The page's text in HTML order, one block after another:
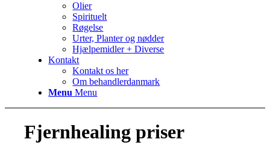
Olier
Spirituelt
Røgelse
Urter, Planter og nødder
Hjælpemidler + Diverse
Kontakt
Kontakt os her
Om behandlerdanmark
Menu Menu
Fjernhealing priser